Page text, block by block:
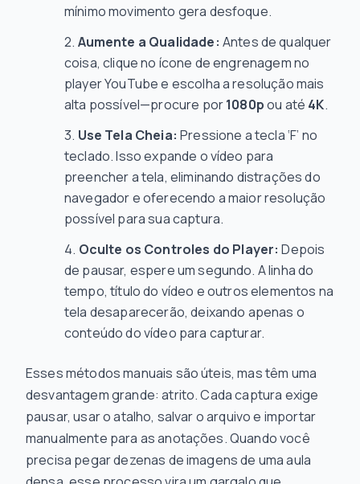
mínimo movimento gera desfoque.
Aumente a Qualidade: Antes de qualquer
coisa, clique no ícone de engrenagem no
player YouTube e escolha a resolução mais
alta possível—procure por1080pou até 4K.
Use Tela Cheia: Pressione a tecla ‘F’ no
teclado. Isso expande o vídeo para
preencher a tela, eliminando distrações do
navegador e oferecendo a maior resolução
possível para sua captura.
Oculte os Controles do Player: Depois
de pausar, espere um segundo. A linha do
tempo, título do vídeo e outros elementos na
tela desaparecerão, deixando apenas o
conteúdo do vídeo para capturar.
Esses métodos manuais são úteis, mas têm uma
desvantagem grande: atrito. Cada captura exige
pausar, usar o atalho, salvar o arquivo e importar
manualmente para as anotações. Quando você
precisa pegar dezenas de imagens de uma aula